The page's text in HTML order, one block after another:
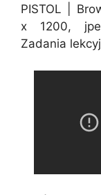
PISTOL |
x 1200,
Zadania